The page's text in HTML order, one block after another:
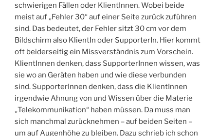
schwierigen Fällen oder KlientInnen. Wobei beide
meist auf „Fehler 30“ auf einer Seite zurück zuführen
sind. Das bedeutet, der Fehler sitzt 30 cm vor dem
Bildschirm also KlientIn oder SupporterIn. Hier kommt
oft beiderseitig ein Missverständnis zum Vorschein.
KlientInnen denken, dass SupporterInnen wissen, was
sie wo an Geräten haben und wie diese verbunden
sind. SupporterInnen denken, dass die KlientInnen
irgendwie Ahnung von und Wissen über die Materie
„Telekommunikation“ haben müssen. Da muss man
sich manchmal zurücknehmen – auf beiden Seiten –
um auf Augenhöhe zu bleiben. Dazu schrieb ich schon